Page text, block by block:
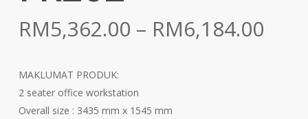
RM5,362.00 – RM6,184.00
MAKLUMAT PRODUK:
2 seater office workstation
Overall size : 3435 mm x 1545 mm